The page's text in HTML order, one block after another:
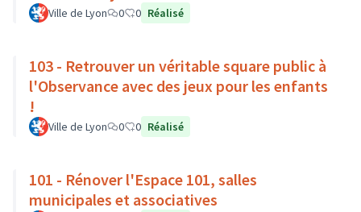
Ville de Lyon 0 0 Réalisé
103 - Retrouver un véritable square public à
l'Observance avec des jeux pour les enfants
!
Ville de Lyon 0 0 Réalisé
101 - Rénover l'Espace 101, salles
municipales et associatives